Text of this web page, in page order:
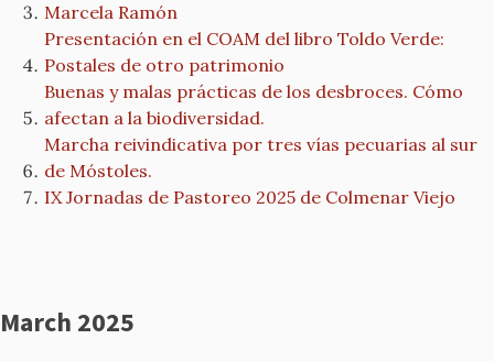
Marcela Ramón
Presentación en el COAM del libro Toldo Verde:
Postales de otro patrimonio
Buenas y malas prácticas de los desbroces. Cómo
afectan a la biodiversidad.
Marcha reivindicativa por tres vías pecuarias al sur
de Móstoles.
IX Jornadas de Pastoreo 2025 de Colmenar Viejo
March 2025